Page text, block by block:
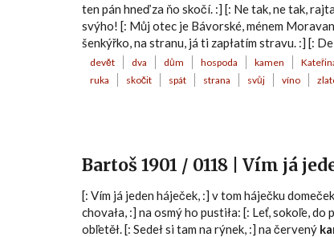
ten pán hneď za ňo skočí. :] [: Ne tak, ne tak,
svýho! [: Můj otec je Bávorské, ménem
šenkýřko, na stranu, já ti zapłatím stravu. :] [:
devět dva dům hospoda kamen
ruka
skočit spát strana svůj víno
Bartoš 1901 / 0118 | Vím já
[: Vím já jeden háječek, :] v tom háječku
chovała, :] na osmý ho pustiła: [: Leť, sokoľe,
obľetěł. [: Sedeł si tam na rýnek, :] na červený